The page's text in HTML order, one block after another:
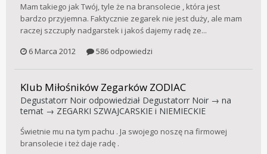
Mam takiego jak Twój, tyle że na bransolecie , która jest
bardzo przyjemna. Faktycznie zegarek nie jest duży, ale mam
raczej szczupły nadgarstek i jakoś dajemy radę ze...
6 Marca 2012
586 odpowiedzi
Klub Miłośników Zegarków ZODIAC
Degustatorr Noir odpowiedział Degustatorr Noir → na
temat → ZEGARKI SZWAJCARSKIE i NIEMIECKIE
Świetnie mu na tym pachu . Ja swojego noszę na firmowej
bransolecie i też daje radę .